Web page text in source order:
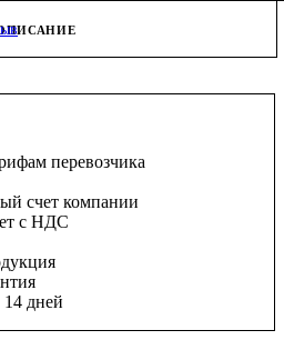
перевозчика
счет компании
с НДС
14 дней